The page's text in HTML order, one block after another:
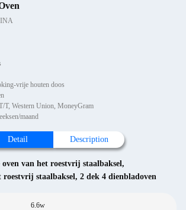
vrije houten doos
T, Western Union, MoneyGram
maand
Detail Description
oven van het roestvrij staalbaksel,
roestvrij staalbaksel, 2 dek 4 dienbladoven
6.6w